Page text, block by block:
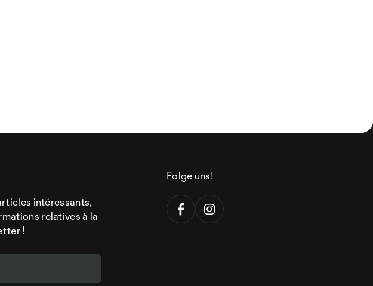
intéressants,
relatives à la
!
Folge uns!